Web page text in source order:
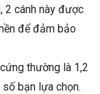
2 cánh này được
để đảm bảo
thường là 1,2
bạn lựa chọn.